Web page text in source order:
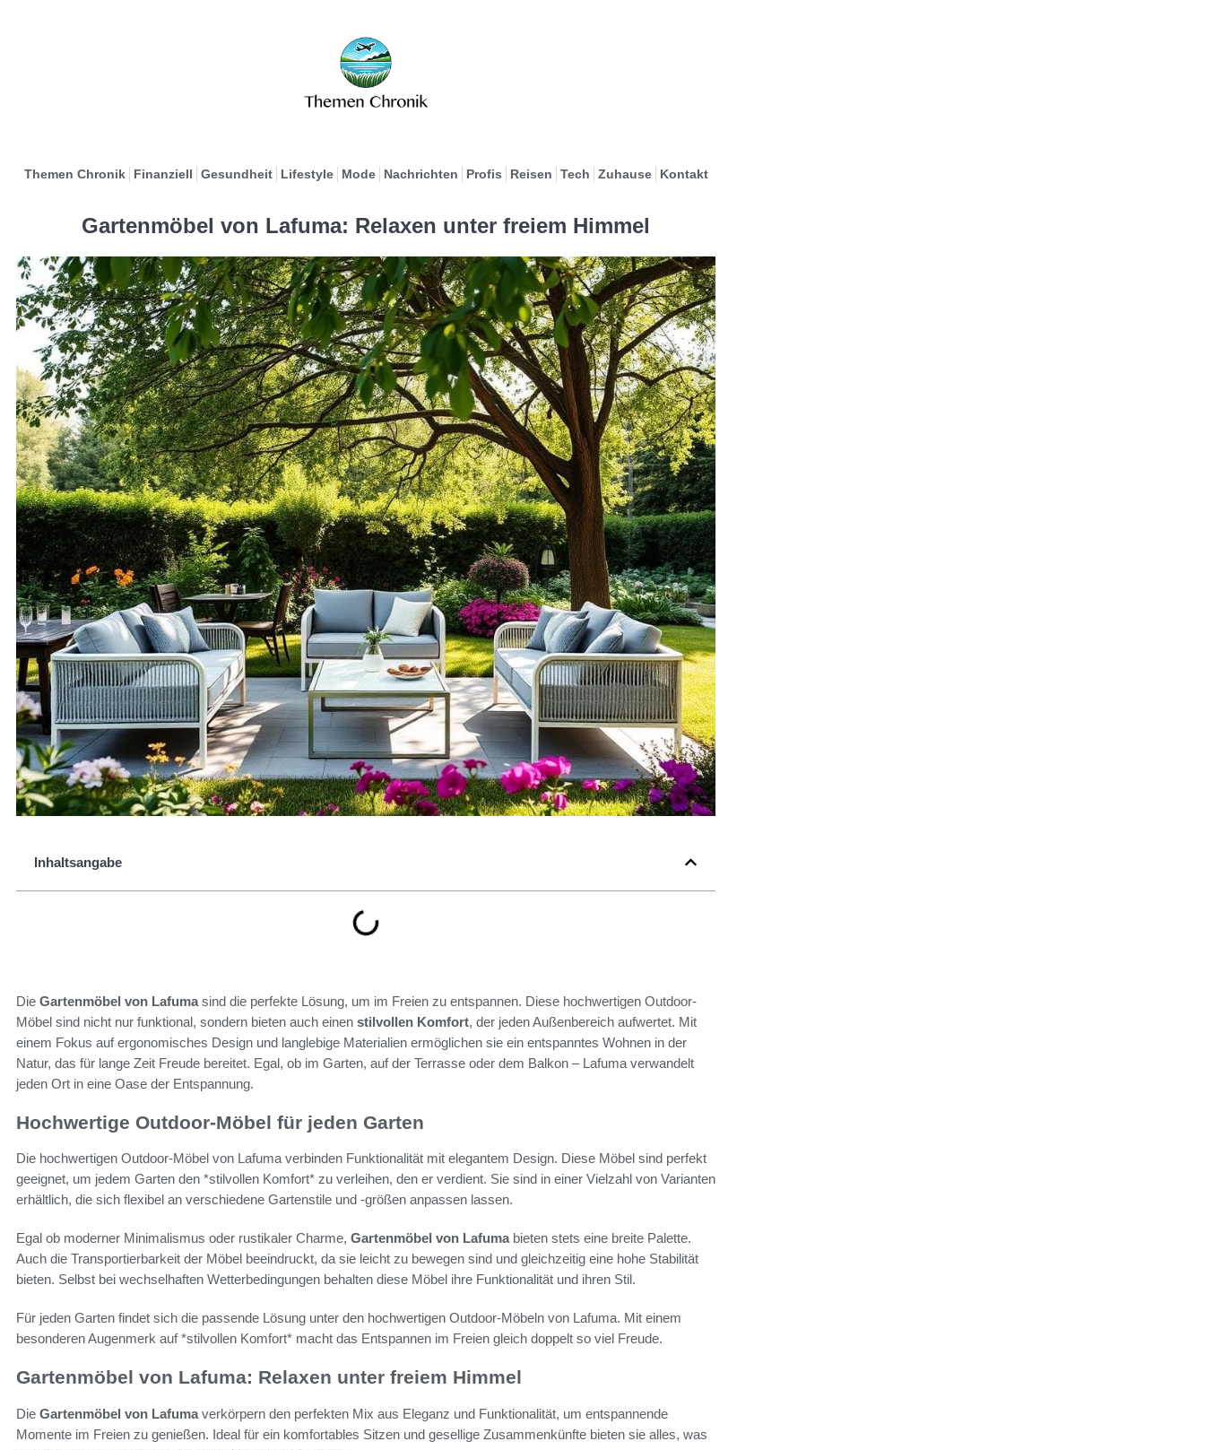
Themen Chronik Finanziell Gesundheit Lifestyle Mode Nachrichten Profis Reisen Tech Zuhause Kontakt
Gartenmöbel von Lafuma: Relaxen unter freiem Himmel
Inhaltsangabe
Die Gartenmöbel von Lafumasind die perfekte Lösung, um im Freien zu entspannen. Diese hochwertigen Outdoor-
Möbel sind nicht nur funktional, sondern bieten auch einen stilvollen Komfort, der jeden Außenbereich aufwertet. Mit
einem Fokus auf ergonomisches Design und langlebige Materialien ermöglichen sie ein entspanntes Wohnen in der
Natur, das für lange Zeit Freude bereitet. Egal, ob im Garten, auf der Terrasse oder dem Balkon – Lafuma verwandelt
jeden Ort in eine Oase der Entspannung.
Hochwertige Outdoor-Möbel für jeden Garten
Die hochwertigen Outdoor-Möbel von Lafuma verbinden Funktionalität mit elegantem Design. Diese Möbel sind perfekt
geeignet, um jedem Garten den *stilvollen Komfort* zu verleihen, den er verdient. Sie sind in einer Vielzahl von Varianten
erhältlich, die sich flexibel an verschiedene Gartenstile und -größen anpassen lassen.
Egal ob moderner Minimalismus oder rustikaler Charme, Gartenmöbel von Lafumabieten stets eine breite Palette.
Auch die Transportierbarkeit der Möbel beeindruckt, da sie leicht zu bewegen sind und gleichzeitig eine hohe Stabilität
bieten. Selbst bei wechselhaften Wetterbedingungen behalten diese Möbel ihre Funktionalität und ihren Stil.
Für jeden Garten findet sich die passende Lösung unter den hochwertigen Outdoor-Möbeln von Lafuma. Mit einem
besonderen Augenmerk auf *stilvollen Komfort* macht das Entspannen im Freien gleich doppelt so viel Freude.
Gartenmöbel von Lafuma: Relaxen unter freiem Himmel
Die Gartenmöbel von Lafumaverkörpern den perfekten Mix aus Eleganz und Funktionalität, um entspannende
Momente im Freien zu genießen. Ideal für ein komfortables Sitzen und gesellige Zusammenkünfte bieten sie alles, was